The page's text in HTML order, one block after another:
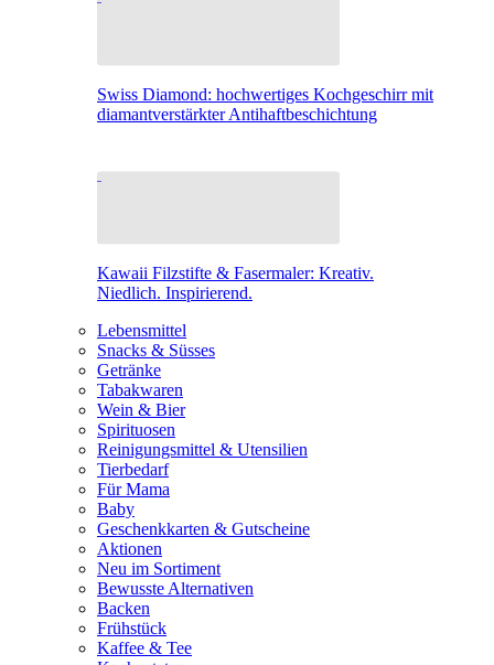
Swiss Diamond: hochwertiges Kochgeschirr mit
diamantverstärkter Antihaftbeschichtung
Kawaii Filzstifte & Fasermaler: Kreativ.
Niedlich. Inspirierend.
Lebensmittel
Snacks & Süsses
Getränke
Tabakwaren
Wein & Bier
Spirituosen
Reinigungsmittel & Utensilien
Tierbedarf
Für Mama
Baby
Geschenkkarten & Gutscheine
Aktionen
Neu im Sortiment
Bewusste Alternativen
Backen
Frühstück
Kaffee & Tee